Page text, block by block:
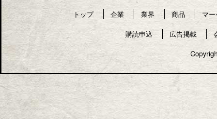
トップ 企業 業界 商品 マ
購読申込 広告掲載